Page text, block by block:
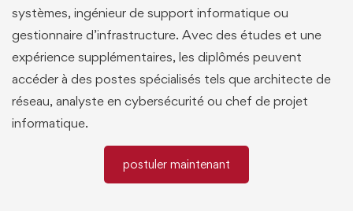
systèmes, ingénieur de support informatique ou
gestionnaire d’infrastructure. Avec des études et une
expérience supplémentaires, les diplômés peuvent
accéder à des postes spécialisés tels que architecte de
réseau, analyste en cybersécurité ou chef de projet
informatique.
postuler maintenant